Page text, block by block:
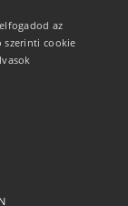
az
szerinti cookie